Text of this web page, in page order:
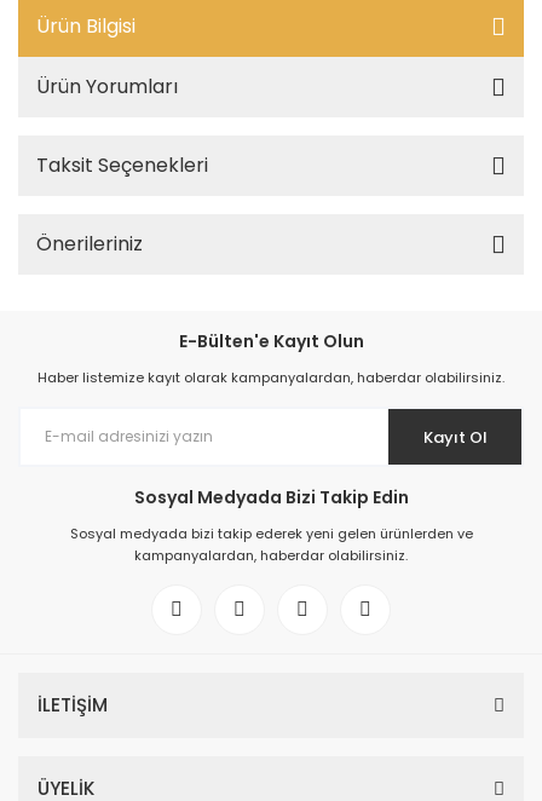
Ürün Bilgisi
Ürün Yorumları
Taksit Seçenekleri
Önerileriniz
E-Bülten'e Kayıt Olun
Haber listemize kayıt olarak kampanyalardan, haberdar olabilirsiniz.
Kayıt Ol
Sosyal Medyada Bizi Takip Edin
Sosyal medyada bizi takip ederek yeni gelen ürünlerden ve
kampanyalardan, haberdar olabilirsiniz.
İLETİŞİM
ÜYELİK